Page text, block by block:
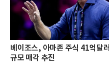
베이조스, 아마존 주식 41억달러
규모 매각 추진